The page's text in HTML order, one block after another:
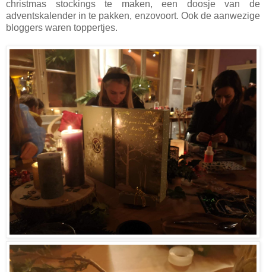
christmas stockings te maken, een doosje van de
adventskalender in te pakken, enzovoort. Ook de aanwezige
bloggers waren toppertjes.